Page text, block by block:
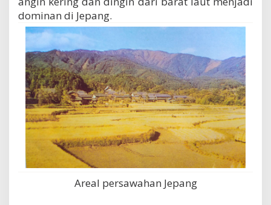
dominan di Jepang.
Areal persawahan Jepang